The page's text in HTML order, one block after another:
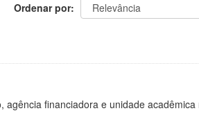
Ordenar por
financiadora e unidade acadêmica